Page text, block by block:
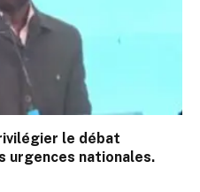
le débat
urgences nationales.